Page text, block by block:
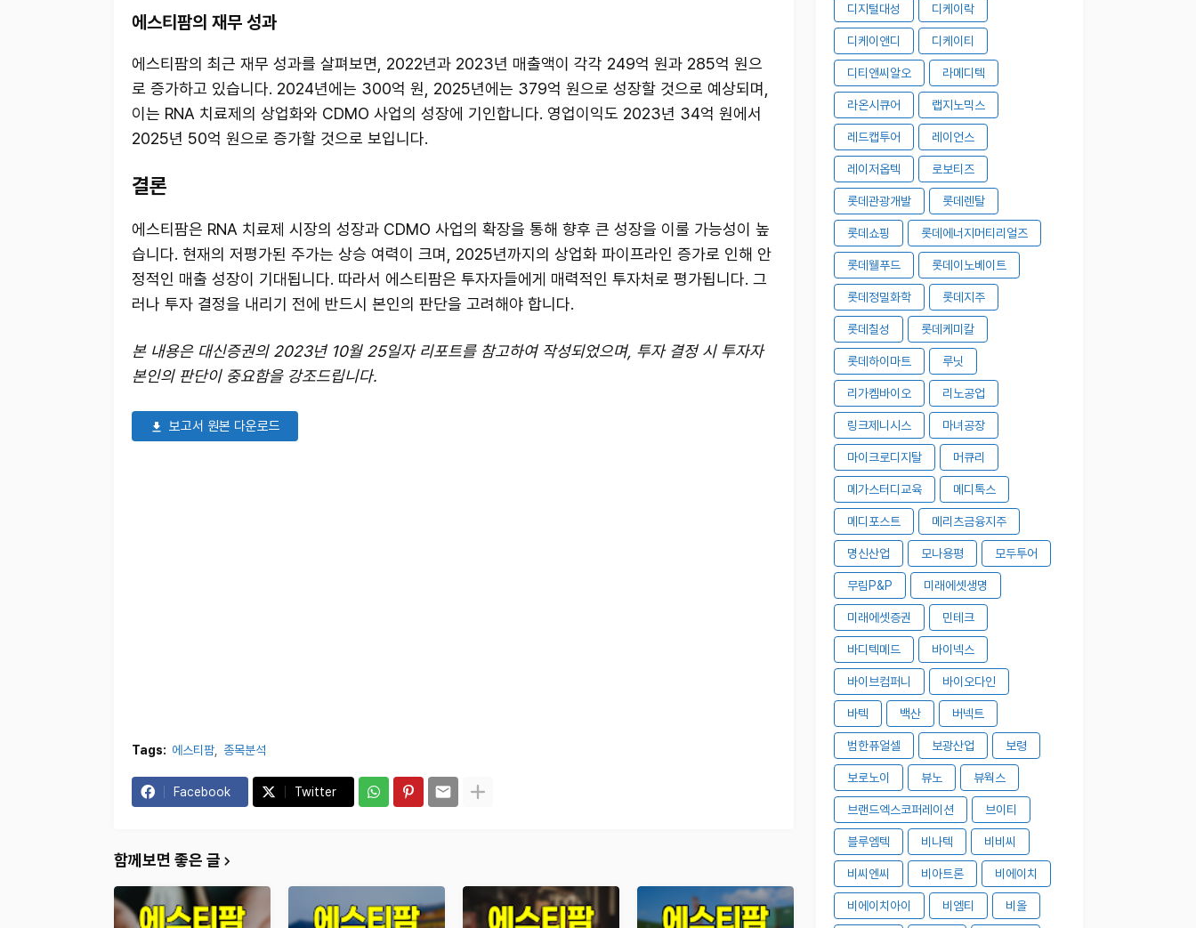
에스티팜의 재무 성과
에스티팜의 최근 재무 성과를 살펴보면, 2022년과 2023년 매출액이 각각 249억 원과 285억 원으
로 증가하고 있습니다. 2024년에는 300억 원, 2025년에는 379억 원으로 성장할 것으로 예상되며,
이는 RNA 치료제의 상업화와 CDMO 사업의 성장에 기인합니다. 영업이익도 2023년 34억 원에서
2025년 50억 원으로 증가할 것으로 보입니다.
결론
에스티팜은 RNA 치료제 시장의 성장과 CDMO 사업의 확장을 통해 향후 큰 성장을 이룰 가능성이 높
습니다. 현재의 저평가된 주가는 상승 여력이 크며, 2025년까지의 상업화 파이프라인 증가로 인해 안
정적인 매출 성장이 기대됩니다. 따라서 에스티팜은 투자자들에게 매력적인 투자처로 평가됩니다. 그
러나 투자 결정을 내리기 전에 반드시 본인의 판단을 고려해야 합니다.
본 내용은 대신증권의 2023년 10월 25일자 리포트를 참고하여 작성되었으며, 투자 결정 시 투자자
본인의 판단이 중요함을 강조드립니다.
보고서 원본 다운로드
Tags: 에스티팜 종목분석
Facebook Twitter
함께보면 좋은 글
디지털대성 디케이락
디케이앤디 디케이티
디티앤씨알오 라메디텍
라온시큐어 랩지노믹스
레드캡투어 레이언스
레이저옵텍 로보티즈
롯데관광개발 롯데렌탈
롯데쇼핑 롯데에너지머티리얼즈
롯데웰푸드 롯데이노베이트
롯데정밀화학 롯데지주
롯데칠성 롯데케미칼
롯데하이마트 루닛
리가켐바이오 리노공업
링크제니시스 마녀공장
마이크로디지탈 머큐리
메가스터디교육 메디톡스
메디포스트 메리츠금융지주
명신산업 모나용평 모두투어
무림P&P 미래에셋생명
미래에셋증권 민테크
바디텍메드 바이넥스
바이브컴퍼니 바이오다인
바텍 백산 버넥트
범한퓨얼셀 보광산업 보령
보로노이 뷰노 뷰웍스
브랜드엑스코퍼레이션 브이티
블루엠텍 비나텍 비비씨
비씨엔씨 비아트론 비에이치
비에이치아이 비엠티 비올